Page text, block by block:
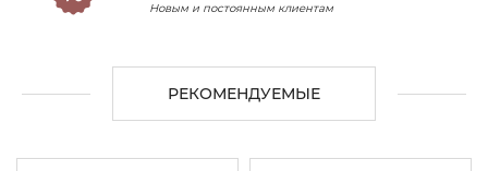
Новым и постоянным клиентам
РЕКОМЕНДУЕМЫЕ